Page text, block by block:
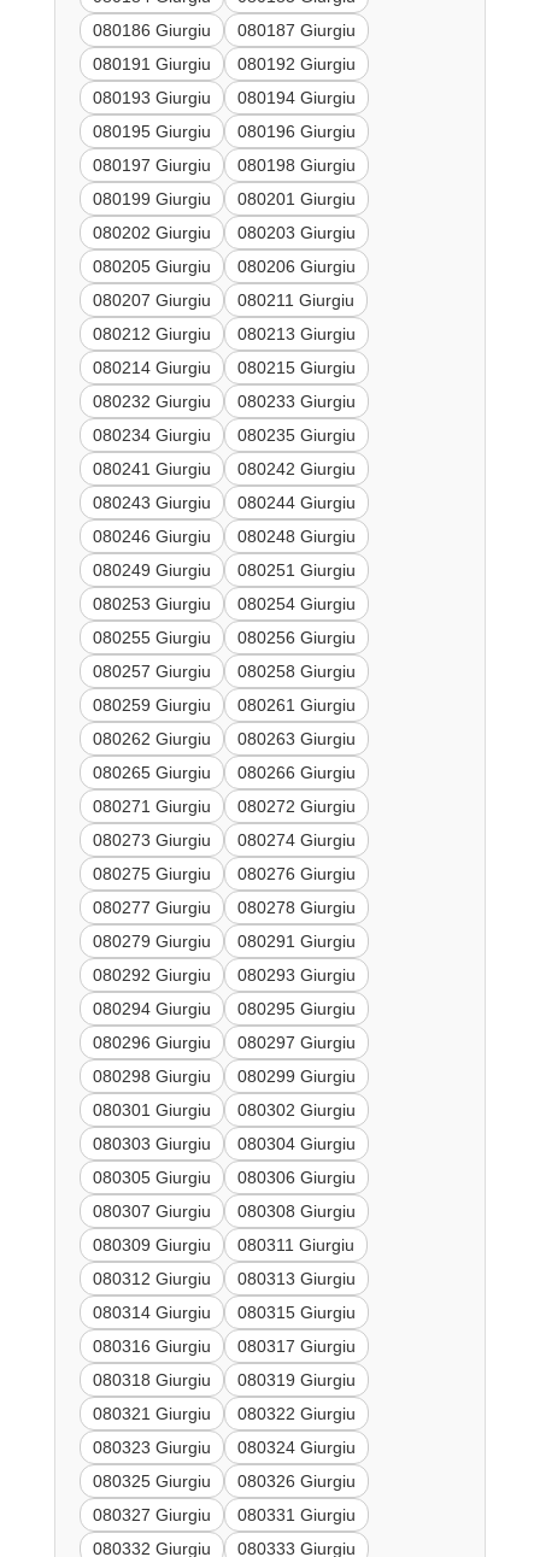
080186 Giurgiu
080187 Giurgiu
080191 Giurgiu
080192 Giurgiu
080193 Giurgiu
080194 Giurgiu
080195 Giurgiu
080196 Giurgiu
080197 Giurgiu
080198 Giurgiu
080199 Giurgiu
080201 Giurgiu
080202 Giurgiu
080203 Giurgiu
080205 Giurgiu
080206 Giurgiu
080207 Giurgiu
080211 Giurgiu
080212 Giurgiu
080213 Giurgiu
080214 Giurgiu
080215 Giurgiu
080232 Giurgiu
080233 Giurgiu
080234 Giurgiu
080235 Giurgiu
080241 Giurgiu
080242 Giurgiu
080243 Giurgiu
080244 Giurgiu
080246 Giurgiu
080248 Giurgiu
080249 Giurgiu
080251 Giurgiu
080253 Giurgiu
080254 Giurgiu
080255 Giurgiu
080256 Giurgiu
080257 Giurgiu
080258 Giurgiu
080259 Giurgiu
080261 Giurgiu
080262 Giurgiu
080263 Giurgiu
080265 Giurgiu
080266 Giurgiu
080271 Giurgiu
080272 Giurgiu
080273 Giurgiu
080274 Giurgiu
080275 Giurgiu
080276 Giurgiu
080277 Giurgiu
080278 Giurgiu
080279 Giurgiu
080291 Giurgiu
080292 Giurgiu
080293 Giurgiu
080294 Giurgiu
080295 Giurgiu
080296 Giurgiu
080297 Giurgiu
080298 Giurgiu
080299 Giurgiu
080301 Giurgiu
080302 Giurgiu
080303 Giurgiu
080304 Giurgiu
080305 Giurgiu
080306 Giurgiu
080307 Giurgiu
080308 Giurgiu
080309 Giurgiu
080311 Giurgiu
080312 Giurgiu
080313 Giurgiu
080314 Giurgiu
080315 Giurgiu
080316 Giurgiu
080317 Giurgiu
080318 Giurgiu
080319 Giurgiu
080321 Giurgiu
080322 Giurgiu
080323 Giurgiu
080324 Giurgiu
080325 Giurgiu
080326 Giurgiu
080327 Giurgiu
080331 Giurgiu
080332 Giurgiu
080333 Giurgiu